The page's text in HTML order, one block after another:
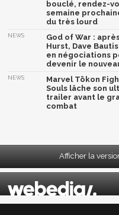
bouclé, rendez-
semaine
du très lourd
NEWS
God of War :
Hurst, Dave
en négociations
devenir le
NEWS
Marvel Tōkon
Souls lâche son
trailer avant le
combat
Afficher la